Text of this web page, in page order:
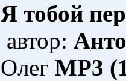
Я тобой
автор:
Олег MP3